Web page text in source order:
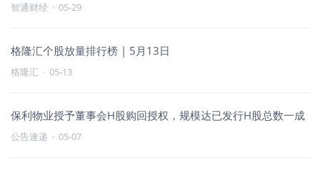
智通财经 · 05-29
格隆汇个股放量排行榜 | 5月13日
格隆汇 · 05-13
保利物业授予董事会H股购回授权，规模达已发行H股总数一成
公告速递 · 05-07